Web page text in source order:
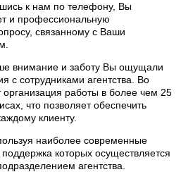
к нам по телефону, Вы
и профессиональную
связанному с Ваши
внимание и заботу Вы ощущали
с сотрудниками агентства. Во
организация работы в более чем 25
что позволяет обеспечить
клиенту.
наиболее современные
которых осуществляется
агентства.